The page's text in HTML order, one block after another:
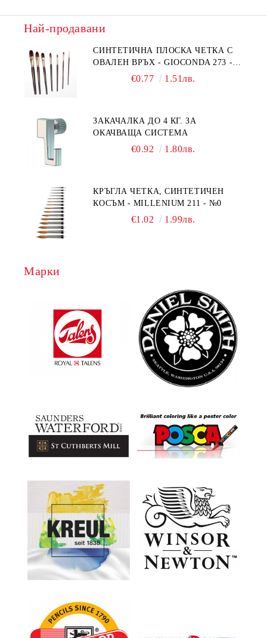
Най-продавани
СИНТЕТИЧНА ПЛОСКА ЧЕТКА С
ОВАЛЕН ВРЪХ - GIOCONDA 273 -
€0.77 1.51лв.
ЗАКАЧАЛКА ДО 4 КГ. ЗА
ОКАЧВАЩА СИСТЕМА
€0.92 1.80лв.
КРЪГЛА ЧЕТКА, СИНТЕТИЧЕН
КОСЪМ - MILLENIUM 211 - №0
€1.02 1.99лв.
Марки